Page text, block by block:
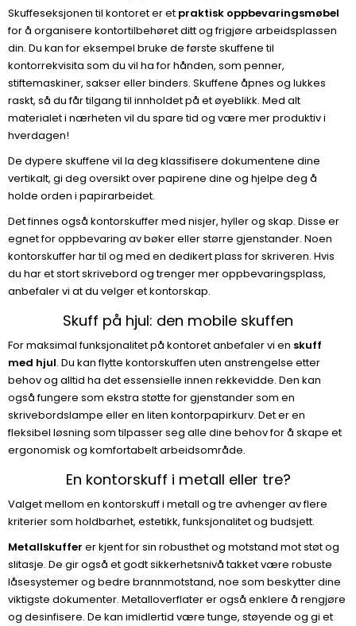
Skuffeseksjonen til kontoret er et praktisk oppbevaringsmøbel
for å organisere kontortilbehøret ditt og frigjøre arbeidsplassen
din. Du kan for eksempel bruke de første skuffene til
kontorrekvisita som du vil ha for hånden, som penner,
stiftemaskiner, sakser eller binders. Skuffene åpnes og lukkes
raskt, så du får tilgang til innholdet på et øyeblikk. Med alt
materialet i nærheten vil du spare tid og være mer produktiv i
hverdagen!
De dypere skuffene vil la deg klassifisere dokumentene dine
vertikalt, gi deg oversikt over papirene dine og hjelpe deg å
holde orden i papirarbeidet.
Det finnes også kontorskuffer med nisjer, hyller og skap. Disse er
egnet for oppbevaring av bøker eller større gjenstander. Noen
kontorskuffer har til og med en dedikert plass for skriveren. Hvis
du har et stort skrivebord og trenger mer oppbevaringsplass,
anbefaler vi at du velger et kontorskap.
Skuff på hjul: den mobile skuffen
For maksimal funksjonalitet på kontoret anbefaler vi en skuff
med hjul. Du kan flytte kontorskuffen uten anstrengelse etter
behov og alltid ha det essensielle innen rekkevidde. Den kan
også fungere som ekstra støtte for gjenstander som en
skrivebordslampe eller en liten kontorpapirkurv. Det er en
fleksibel løsning som tilpasser seg alle dine behov for å skape et
ergonomisk og komfortabelt arbeidsområde.
En kontorskuff i metall eller tre?
Valget mellom en kontorskuff i metall og tre avhenger av flere
kriterier som holdbarhet, estetikk, funksjonalitet og budsjett.
Metallskuffer er kjent for sin robusthet og motstand mot støt og
slitasje. De gir også et godt sikkerhetsnivå takket være robuste
låsesystemer og bedre brannmotstand, noe som beskytter dine
viktigste dokumenter. Metalloverflater er også enklere å rengjøre
og desinfisere. De kan imidlertid være tunge, støyende og gi et